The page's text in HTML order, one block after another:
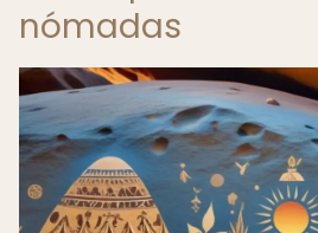
nómadas